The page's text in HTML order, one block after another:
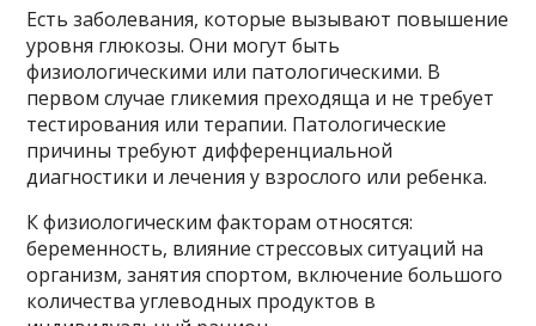
Есть заболевания, которые вызывают повышение
уровня глюкозы. Они могут быть
физиологическими или патологическими. В
первом случае гликемия преходяща и не требует
тестирования или терапии. Патологические
причины требуют дифференциальной
диагностики и лечения у взрослого или ребенка.
К физиологическим факторам относятся:
беременность, влияние стрессовых ситуаций на
организм, занятия спортом, включение большого
количества углеводных продуктов в